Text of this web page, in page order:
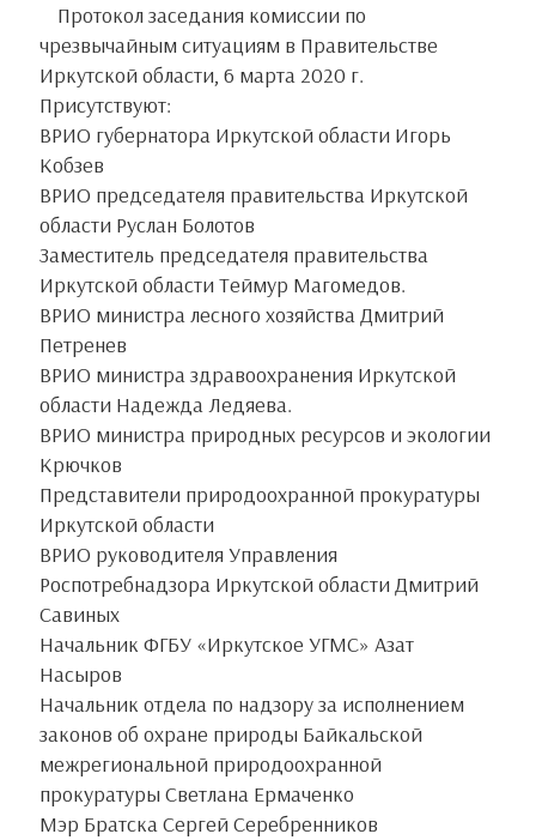
Протокол заседания комиссии по
чрезвычайным ситуациям в Правительстве
Иркутской области, 6 марта 2020 г.
Присутствуют:
ВРИО губернатора Иркутской области Игорь
Кобзев
ВРИО председателя правительства Иркутской
области Руслан Болотов
Заместитель председателя правительства
Иркутской области Теймур Магомедов.
ВРИО министра лесного хозяйства Дмитрий
Петренев
ВРИО министра здравоохранения Иркутской
области Надежда Ледяева.
ВРИО министра природных ресурсов и экологии
Крючков
Представители природоохранной прокуратуры
Иркутской области
ВРИО руководителя Управления
Роспотребнадзора Иркутской области Дмитрий
Савиных
Начальник ФГБУ «Иркутское УГМС» Азат
Насыров
Начальник отдела по надзору за исполнением
законов об охране природы Байкальской
межрегиональной природоохранной
прокуратуры Светлана Ермаченко
Мэр Братска Сергей Серебренников